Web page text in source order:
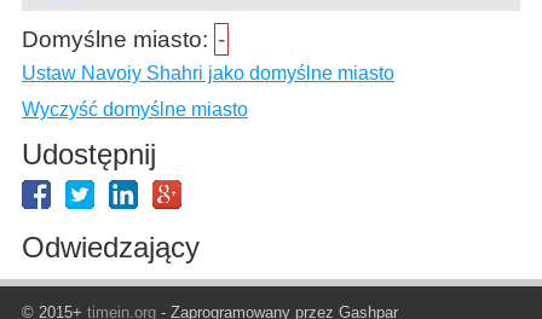
Domyślne miasto: -
Ustaw Navoiy Shahri jako domyślne miasto
Wyczyść domyślne miasto
Udostępnij
Odwiedzający
© 2015+ timein.org- Zaprogramowany przez Gashpar